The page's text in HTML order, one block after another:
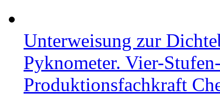
Unterweisung zur
Pyknometer. Vier-
Produktionsfachkraft